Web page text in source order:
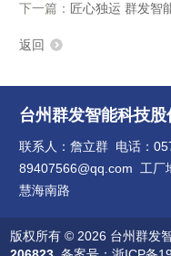
下一篇： 匠心独运 群发智
返回
台州群发智能科技股
联系人：詹立群 电话：
89407566@qq.com 工厂
慧海南路
版权所有 © 2026 台州群发